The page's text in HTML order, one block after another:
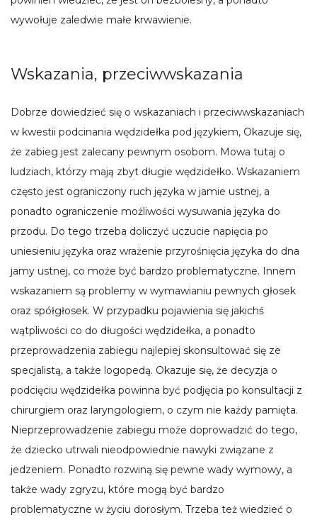
wywołuje zaledwie małe krwawienie.
Wskazania, przeciwwskazania
Dobrze dowiedzieć się o wskazaniach i przeciwwskazaniach
w kwestii podcinania wędzidełka pod językiem, Okazuje się,
że zabieg jest zalecany pewnym osobom. Mowa tutaj o
ludziach, którzy mają zbyt długie wędzidełko. Wskazaniem
często jest ograniczony ruch języka w jamie ustnej, a
ponadto ograniczenie możliwości wysuwania języka do
przodu. Do tego trzeba doliczyć uczucie napięcia po
uniesieniu języka oraz wrażenie przyrośnięcia języka do dna
jamy ustnej, co może być bardzo problematyczne. Innem
wskazaniem są problemy w wymawianiu pewnych głosek
oraz spółgłosek. W przypadku pojawienia się jakichś
wątpliwości co do długości wędzidełka, a ponadto
przeprowadzenia zabiegu najlepiej skonsultować się ze
specjalistą, a także logopedą. Okazuje się, że decyzja o
podcięciu wędzidełka powinna być podjęcia po konsultacji z
chirurgiem oraz laryngologiem, o czym nie każdy pamięta.
Nieprzeprowadzenie zabiegu może doprowadzić do tego,
że dziecko utrwali nieodpowiednie nawyki związane z
jedzeniem. Ponadto rozwiną się pewne wady wymowy, a
także wady zgryzu, które mogą być bardzo
problematyczne w życiu dorosłym. Trzeba też wiedzieć o